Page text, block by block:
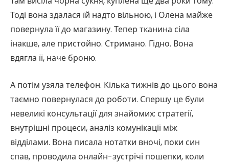
Тоді вона здалася їй надто вільною, і Олена майже
повернула її до магазину. Тепер тканина сіла
інакше, але пристойно. Стримано. Гідно. Вона
вдягла її, наче броню.
А потім узяла телефон. Кілька тижнів до цього вона
таємно повернулася до роботи. Спершу це були
невеликі консультації для знайомих: стратегії,
внутрішні процеси, аналіз комунікації між
відділами. Вона писала нотатки вночі, поки син
спав, проводила онлайн-зустрічі пошепки, коли